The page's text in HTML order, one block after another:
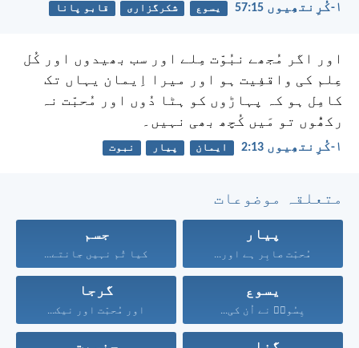
۱-کُرِنتھِیوں 15:‏57 یسوع شکرگزاری قابو پانا
اور اگر مُجھے نبُوّت مِلے اور سب بھیدوں اور کُل
عِلم کی واقفِیت ہو اور میرا اِیمان یہاں تک
کامِل ہو کہ پہاڑوں کو ہٹا دُوں اور مُحبّت نہ
رکھُّوں تو مَیں کُچھ بھی نہیں۔
۱-کُرِنتھِیوں 13:‏2 ایمان پیار نبوت
متعلقہ موضوعات
پیار
مُحبّت صابِر ہے اور...
جسم
کیا تُم نہیں جانتے...
یسوع
یِسُوعؔ نے اُن کی...
گرجا
اور مُحبّت اور نیک...